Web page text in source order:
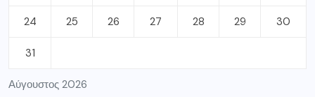
Αύγουστος 2026
24 25 26 27 28 29 30
31